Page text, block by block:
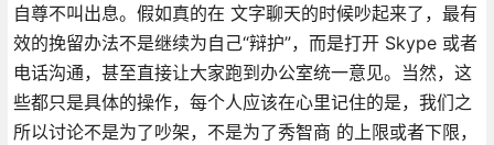
自尊不叫出息。假如真的在 文字聊天的时候吵起来了，最有
效的挽留办法不是继续为自己“辩护”，而是打开 Skype 或者
电话沟通，甚至直接让大家跑到办公室统一意见。当然，这
些都只是具体的操作，每个人应该在心里记住的是，我们之
所以讨论不是为了吵架，不是为了秀智商 的上限或者下限，